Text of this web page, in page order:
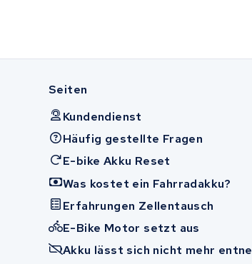
Seiten
Kundendienst
Häufig gestellte Fragen
E-bike Akku Reset
Was kostet ein Fahrradakku?
Erfahrungen Zellentausch
E-Bike Motor setzt aus
Akku lässt sich nicht mehr